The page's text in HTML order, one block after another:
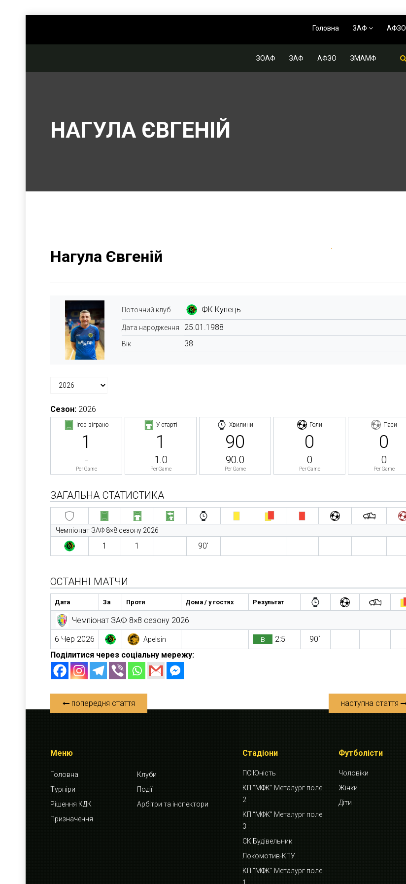
Головна ЗАФ АФЗО
ЗОАФ ЗАФ АФЗО ЗМАМФ
НАГУЛА ЄВГЕНІЙ
Нагула Євгеній
Поточний клуб ФК Купець
Дата народження 25.01.1988
Вік 38
Сезон: 2026
Ігор зіграно
1
-
Per Game
У старті
1
1.0
Per Game
Хвилини
90
90.0
Per Game
Голи
0
0
Per Game
Паси
0
0
Per Game
ЗАГАЛЬНА СТАТИСТИКА
Чемпіонат ЗАФ 8×8 сезону 2026
1 1 90′
ОСТАННІ МАТЧИ
Дата За Проти Дома / у гостях Результат
Чемпіонат ЗАФ 8×8 сезону 2026
6 Чер 2026 Apelsin в 2:5
90`
Поділитися через соціальну мережу:
попередня стаття наступна стаття
Меню
Головна
Клуби
Турніри
Події
Рішення КДК
Арбітри та інспектори
Призначення
Стадіони
ПС Юність
КП “МФК” Металург поле
2
КП “МФК” Металург поле
3
СК Будівельник
Локомотив-КПУ
КП “МФК” Металург поле
Футболісти
Чоловіки
Жінки
Діти